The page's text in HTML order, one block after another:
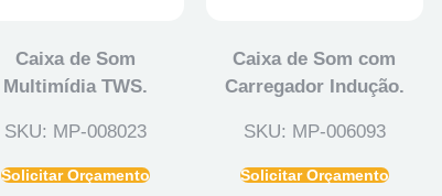
Caixa de Som
Multimídia TWS.
SKU: MP-008023
Solicitar Orçamento
Caixa de Som com
Carregador Indução.
SKU: MP-006093
Solicitar Orçamento